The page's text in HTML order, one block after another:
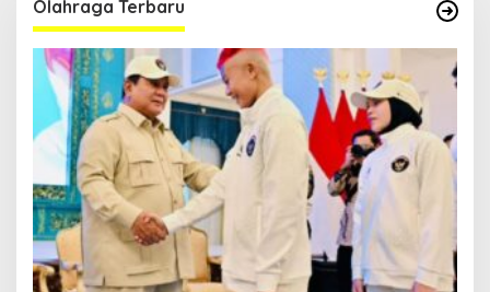
Olahraga Terbaru